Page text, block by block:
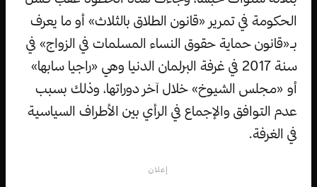
الحكومة في تمرير «قانون الطلاق بالثلاث» أو ما يعرف
بـ«قانون حماية حقوق النساء المسلمات في الزواج» في
سنة 2017 في غرفة البرلمان الدنيا وهي «راجيا سابها»
أو «مجلس الشيوخ» خلال آخر دوراتها، وذلك بسبب
عدم التوافق والإجماع في الرأي بين الأطراف السياسية
في الغرفة.
إعلان